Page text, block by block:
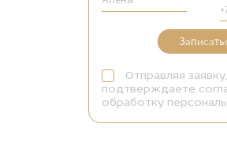
Отправляя
подтверждаете
обработку